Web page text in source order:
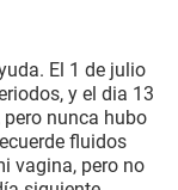
El 1 de julio
y el dia 13
nunca hubo
fluidos
vagina, pero no